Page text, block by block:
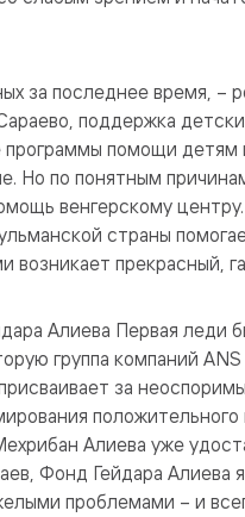
за последнее время, –
поддержка
программы помощи
Но по понятным
венгерскому
страны
возникает прекрасный,
Алиева Первая леди
группа компаний
за
Алиева уже
Фонд Гейдара Алиева
проблемами – и